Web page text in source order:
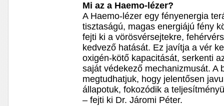
Mi az a Haemo-lézer?
A Haemo-lézer egy fényenergia
tisztaságú, magas energiájú fény
fejti ki a vörösvérsejtekre,
kedvező hatását. Ez javítja a vér
oxigén-kötő kapacitását, serkenti
saját védekező mechanizmusát. A
megtudhatjuk, hogy jelentősen
állapotuk, fokozódik a
– fejti ki Dr. Járomi Péter.